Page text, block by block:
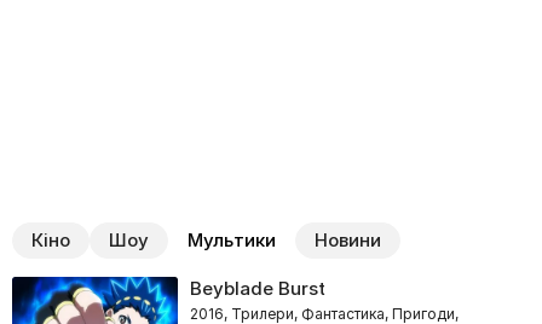
Кіно Шоу Мультики Новини
Beyblade Burst
2016, Трилери, Фантастика, Пригоди,